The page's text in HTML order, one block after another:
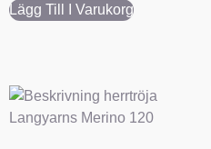
Lägg Till I Varukorg